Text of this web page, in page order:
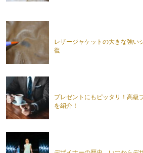
レザージャケットの大きな強
復
プレゼントにもピッタリ！高級
を紹介！